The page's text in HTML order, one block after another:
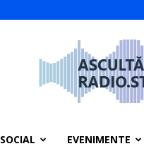
SOCIAL EVENIMENTE